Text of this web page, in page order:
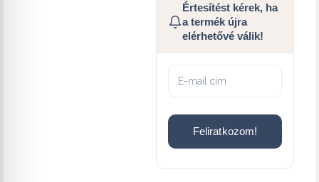
Értesítést kérek, ha
a termék újra
elérhetővé válik!
Feliratkozom!